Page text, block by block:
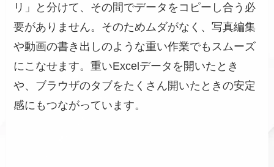
リ」と分けて、その間でデータをコピーし合う必
要がありません。そのためムダがなく、写真編集
や動画の書き出しのような重い作業でもスムーズ
にこなせます。重いExcelデータを開いたとき
や、ブラウザのタブをたくさん開いたときの安定
感にもつながっています。